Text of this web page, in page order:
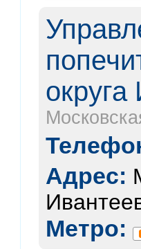
округа
Адрес:
Метро: